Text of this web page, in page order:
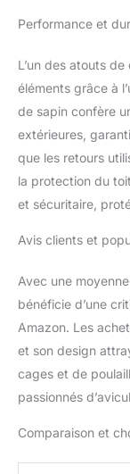
Performance et
L’un des atouts
éléments grâce à
de sapin confère
extérieures,
que les retours
la protection du
et sécuritaire,
Avis clients et
Avec une
bénéficie d’une
Amazon. Les
et son design
cages et de
passionnés
Comparaison et